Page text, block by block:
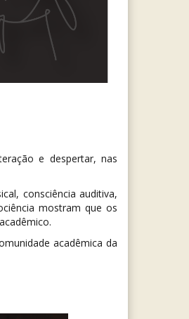
e despertar, nas
consciência auditiva,
mostram que os
acadêmica da